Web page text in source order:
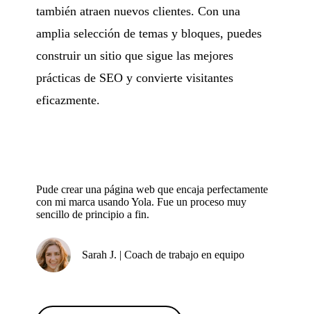
también atraen nuevos clientes. Con una
amplia selección de temas y bloques, puedes
construir un sitio que sigue las mejores
prácticas de SEO y convierte visitantes
eficazmente.
Pude crear una página web que encaja perfectamente
con mi marca usando Yola. Fue un proceso muy
sencillo de principio a fin.
Sarah J. | Coach de trabajo en equipo